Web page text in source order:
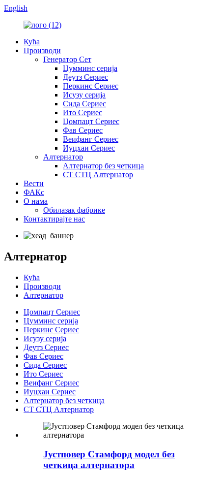
English
Кућа
Производи
Генератор Сет
Цумминс серија
Деутз Сериес
Перкинс Сериес
Исузу серија
Сида Сериес
Ито Сериес
Цомпацт Сериес
Фав Сериес
Веифанг Сериес
Иуцхаи Сериес
Алтернатор
Алтернатор без четкица
СТ СТЦ Алтернатор
Вести
ФАКс
О нама
Обилазак фабрике
Контактирајте нас
Алтернатор
Кућа
Производи
Алтернатор
Цомпацт Сериес
Цумминс серија
Перкинс Сериес
Исузу серија
Деутз Сериес
Фав Сериес
Сида Сериес
Ито Сериес
Веифанг Сериес
Иуцхаи Сериес
Алтернатор без четкица
СТ СТЦ Алтернатор
Јустповер Стамфорд модел без
четкица алтернатора